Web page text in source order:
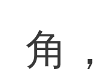
角